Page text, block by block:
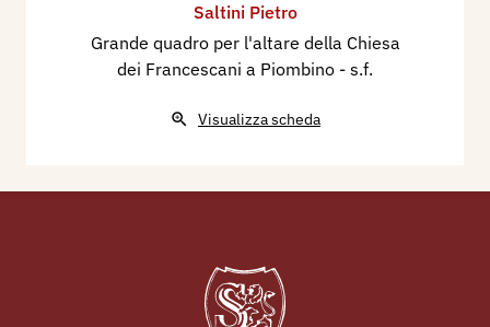
Saltini Pietro
Grande quadro per l'altare della Chiesa
dei Francescani a Piombino - s.f.
Visualizza scheda